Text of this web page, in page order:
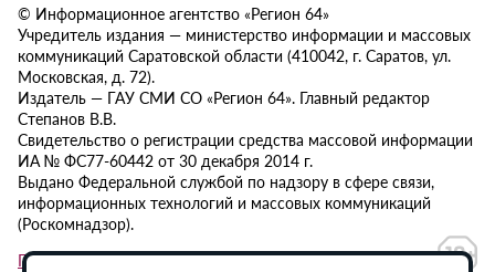
© Информационное агентство «Регион 64»
Учредитель издания — министерство информации и массовых
коммуникаций Саратовской области (410042, г. Саратов, ул.
Московская, д. 72).
Издатель — ГАУ СМИ СО «Регион 64». Главный редактор
Степанов В.В.
Свидетельство о регистрации средства массовой информации
ИА № ФС77-60442 от 30 декабря 2014 г.
Выдано Федеральной службой по надзору в сфере связи,
информационных технологий и массовых коммуникаций
(Роскомнадзор).
Политика в отношении обработки персональных данных